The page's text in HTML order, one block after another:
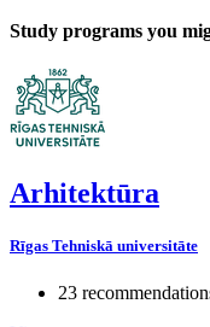
Study programs you
Arhitektūra
Rīgas Tehniskā universitāte
23